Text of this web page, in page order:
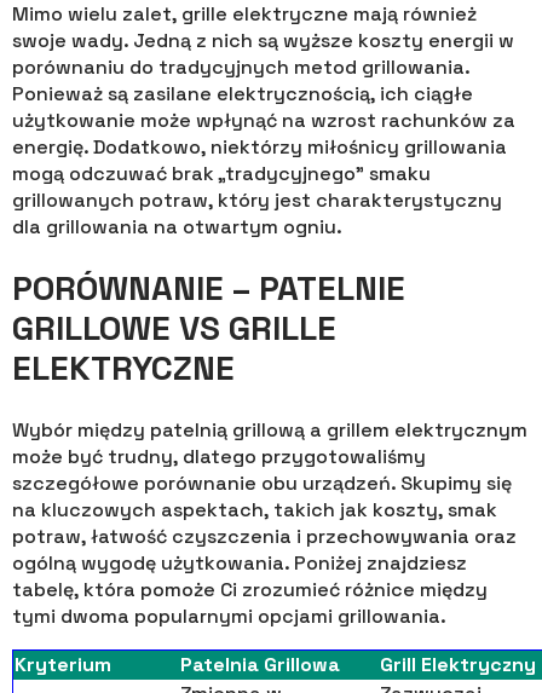
Mimo wielu zalet, grille elektryczne mają również
swoje wady. Jedną z nich są wyższe koszty energii w
porównaniu do tradycyjnych metod grillowania.
Ponieważ są zasilane elektrycznością, ich ciągłe
użytkowanie może wpłynąć na wzrost rachunków za
energię. Dodatkowo, niektórzy miłośnicy grillowania
mogą odczuwać brak „tradycyjnego” smaku
grillowanych potraw, który jest charakterystyczny
dla grillowania na otwartym ogniu.
PORÓWNANIE – PATELNIE
GRILLOWE VS GRILLE
ELEKTRYCZNE
Wybór między patelnią grillową a grillem elektrycznym
może być trudny, dlatego przygotowaliśmy
szczegółowe porównanie obu urządzeń. Skupimy się
na kluczowych aspektach, takich jak koszty, smak
potraw, łatwość czyszczenia i przechowywania oraz
ogólną wygodę użytkowania. Poniżej znajdziesz
tabelę, która pomoże Ci zrozumieć różnice między
tymi dwoma popularnymi opcjami grillowania.
Kryterium
Patelnia Grillowa Grill Elektryczny